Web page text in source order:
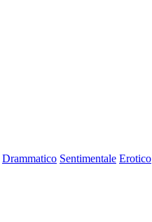
Drammatico Sentimentale Erotico